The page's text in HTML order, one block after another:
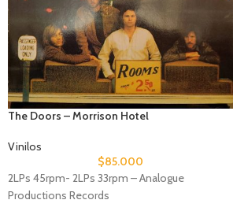
The Doors – Morrison Hotel
Vinilos
$85.000
2LPs 45rpm- 2LPs 33rpm – Analogue
Productions Records